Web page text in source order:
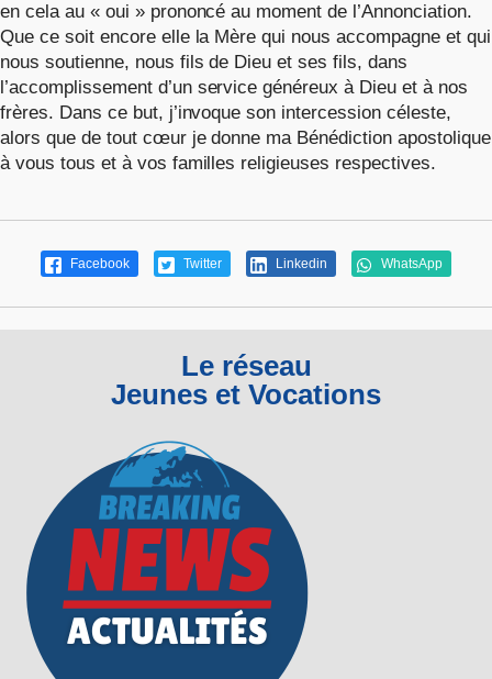
en cela au « oui » prononcé au moment de l’Annonciation.
Que ce soit encore elle la Mère qui nous accompagne et qui
nous soutienne, nous fils de Dieu et ses fils, dans
l’accomplissement d’un service généreux à Dieu et à nos
frères. Dans ce but, j’invoque son intercession céleste,
alors que de tout cœur je donne ma Bénédiction apostolique
à vous tous et à vos familles religieuses respectives.
Facebook Twitter Linkedin WhatsApp
Le réseau
Jeunes et Vocations